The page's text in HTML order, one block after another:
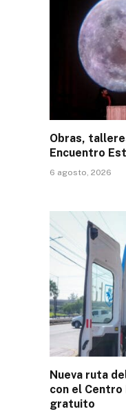
Obras,
Encuentro
6 agosto, 2026
Nueva ruta
con el Centro
gratuito